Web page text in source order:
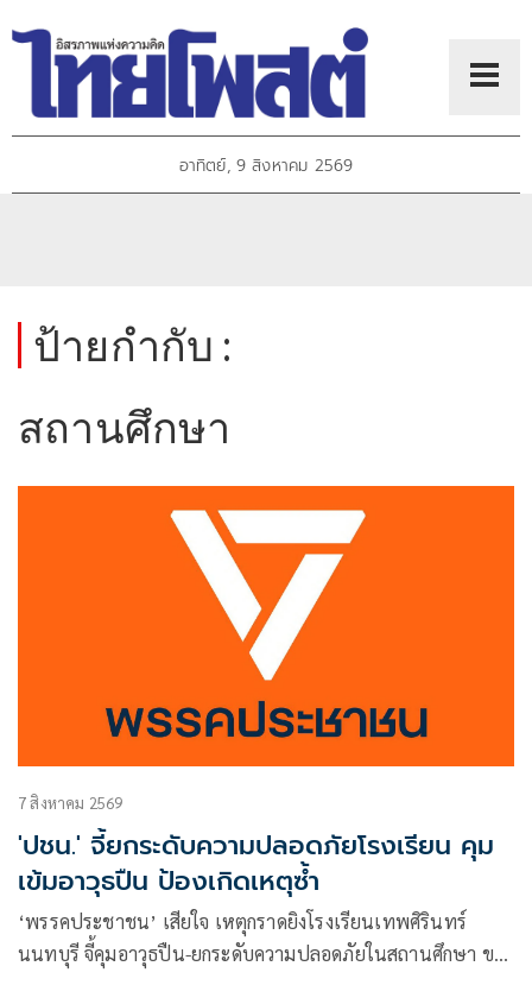
อาทิตย์, 9 สิงหาคม 2569
ป้ายกำกับ :
สถานศึกษา
7 สิงหาคม 2569
'ปชน.' จี้ยกระดับความปลอดภัยโรงเรียน คุม
เข้มอาวุธปืน ป้องเกิดเหตุซ้ำ
‘พรรคประชาชน’ เสียใจ เหตุกราดยิงโรงเรียนเทพศิรินทร์
นนทบุรี จี้คุมอาวุธปืน-ยกระดับความปลอดภัยในสถานศึกษา ขอ